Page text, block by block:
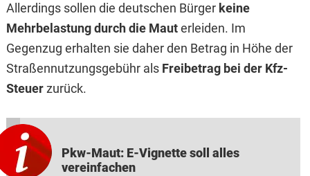
Allerdings sollen die deutschen Bürger keine
Mehrbelastung durch die Mauterleiden. Im
Gegenzug erhalten sie daher den Betrag in Höhe der
Straßennutzungsgebühr als Freibetrag bei der Kfz-
Steuerzurück.
Pkw-Maut: E-Vignette soll alles
vereinfachen